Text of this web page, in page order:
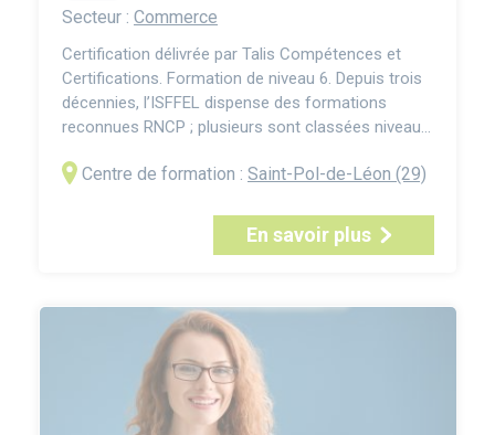
Secteur : Commerce
Certification délivrée par Talis Compétences et
Certifications. Formation de niveau 6. Depuis trois
décennies, l’ISFFEL dispense des formations
reconnues RNCP ; plusieurs sont classées niveau 6
correspondant habituellement à un cursus de trois
Commerciales est une formation en
Centre de formation : Saint-Pol-de-Léon (29)
En savoir plus